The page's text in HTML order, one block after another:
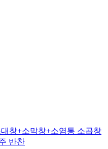
창+소막창+소염통 소곱창
반찬